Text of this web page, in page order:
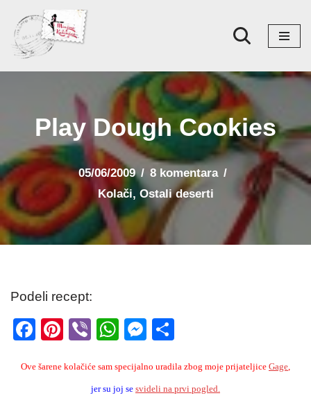
Skoči
na
Play Dough Cookies
05/06/2009
8 komentara
Kolači, Ostali deserti
Podeli recept:
F
c
Pi
er
Vi
er
W
at
s
M
ss
e
ar
e
Ove šarene kolačiće sam specijalno uradila zbog moje prijateljice Gage,
jer su joj se svideli na prvi pogled.